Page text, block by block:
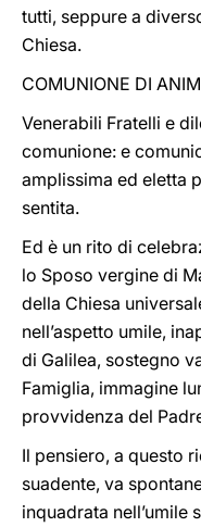
tutti, seppure a
Chiesa.
COMUNIONE DI
Venerabili Fratelli e
comunione: e
amplissima ed eletta
sentita.
Ed è un rito di
lo Sposo vergine di
della Chiesa
nell’aspetto umile,
di Galilea, sostegno
Famiglia, immagine
provvidenza del
Il pensiero, a questo
suadente, va
inquadrata nell’umile